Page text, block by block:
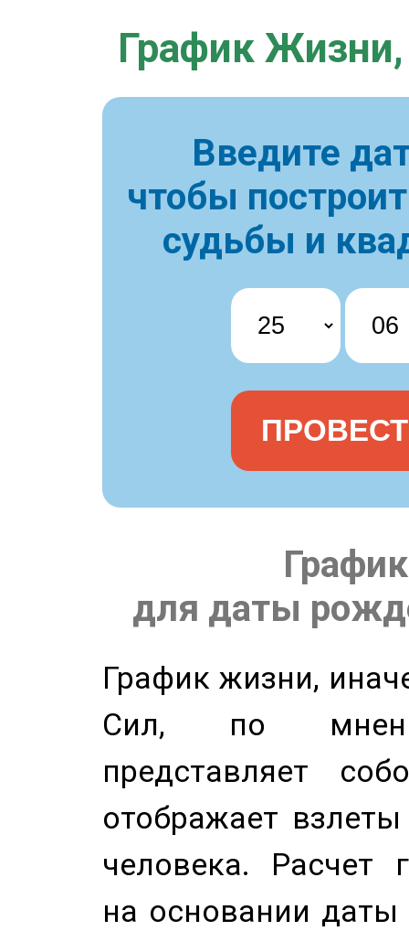
График Жизни,
Введите
чтобы
судьбы и
для даты
График жизни,
Сил, по
представляет
отображает
человека. Расчет
на основании